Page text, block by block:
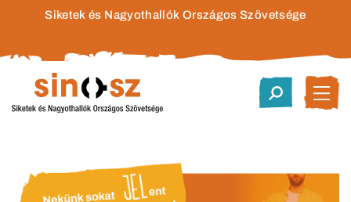
Siketek és Nagyothallók Országos Szövetsége